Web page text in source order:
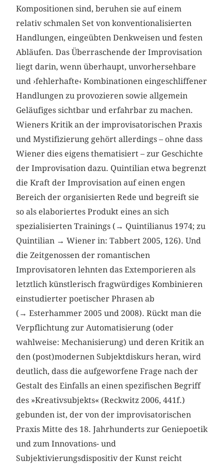
Kompositionen sind, beruhen sie auf einem
relativ schmalen Set von konventionalisierten
Handlungen, eingeübten Denkweisen und festen
Abläufen. Das Überraschende der Improvisation
liegt darin, wenn überhaupt, unvorhersehbare
und ›fehlerhafte‹ Kombinationen eingeschliffener
Handlungen zu provozieren sowie allgemein
Geläufiges sichtbar und erfahrbar zu machen.
Wieners Kritik an der improvisatorischen Praxis
und Mystifizierung gehört allerdings – ohne dass
Wiener dies eigens thematisiert – zur Geschichte
der Improvisation dazu. Quintilian etwa begrenzt
die Kraft der Improvisation auf einen engen
Bereich der organisierten Rede und begreift sie
so als elaboriertes Produkt eines an sich
spezialisierten Trainings (→ Quintilianus 1974; zu
Quintilian → Wiener in: Tabbert 2005, 126). Und
die Zeitgenossen der romantischen
Improvisatoren lehnten das Extemporieren als
letztlich künstlerisch fragwürdiges Kombinieren
einstudierter poetischer Phrasen ab
(→ Esterhammer 2005 und 2008). Rückt man die
Verpflichtung zur Automatisierung (oder
wahlweise: Mechanisierung) und deren Kritik an
den (post)modernen Subjektdiskurs heran, wird
deutlich, dass die aufgeworfene Frage nach der
Gestalt des Einfalls an einen spezifischen Begriff
des »Kreativsubjekts« (Reckwitz 2006, 441f.)
gebunden ist, der von der improvisatorischen
Praxis Mitte des 18. Jahrhunderts zur Geniepoetik
und zum Innovations- und
Subjektivierungsdispositiv der Kunst reicht